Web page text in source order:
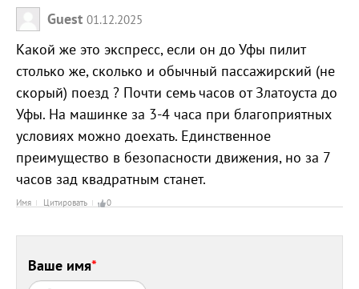
Guest 01.12.2025
Какой же это экспресс, если он до Уфы пилит
столько же, сколько и обычный пассажирский (не
скорый) поезд ? Почти семь часов от Златоуста до
Уфы. На машинке за 3-4 часа при благоприятных
условиях можно доехать. Единственное
преимущество в безопасности движения, но за 7
часов зад квадратным станет.
Имя Цитировать 0
Ваше имя*